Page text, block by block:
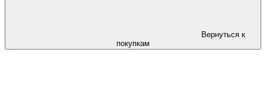
Вернуться к
покупкам